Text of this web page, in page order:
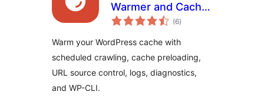
Warmer and Cache
Preload Crawler
(6ຄະແນນ
ທັງໝົດ
)
Warm your WordPress cache with
scheduled crawling, cache preloading,
URL source control, logs, diagnostics,
and WP-CLI.